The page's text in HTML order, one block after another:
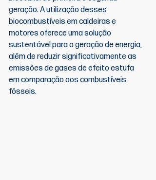
geração. A utilização desses
biocombustíveis em caldeiras e
motores oferece uma solução
sustentável para a geração de energia,
além de reduzir significativamente as
emissões de gases de efeito estufa
em comparação aos combustíveis
fósseis.